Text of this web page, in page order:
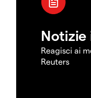
Notizie
Reagisci ai
Reuters